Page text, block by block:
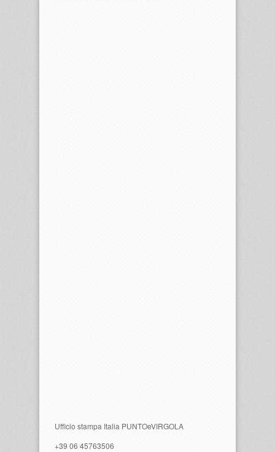
Ufficio stampa Italia PUNTOeVIRGOLA
+39 06 45763506